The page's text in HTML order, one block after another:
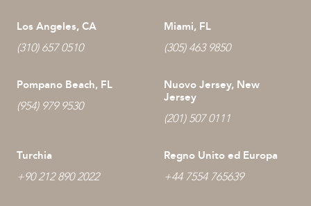
Los Angeles, CA
(310) 657 0510
Miami, FL
(305) 463 9850
Pompano Beach, FL
(954) 979 9530
Nuovo Jersey, New
Jersey
(201) 507 0111
Turchia
+90 212 890 2022
Regno Unito ed Europa
+44 7554 765639